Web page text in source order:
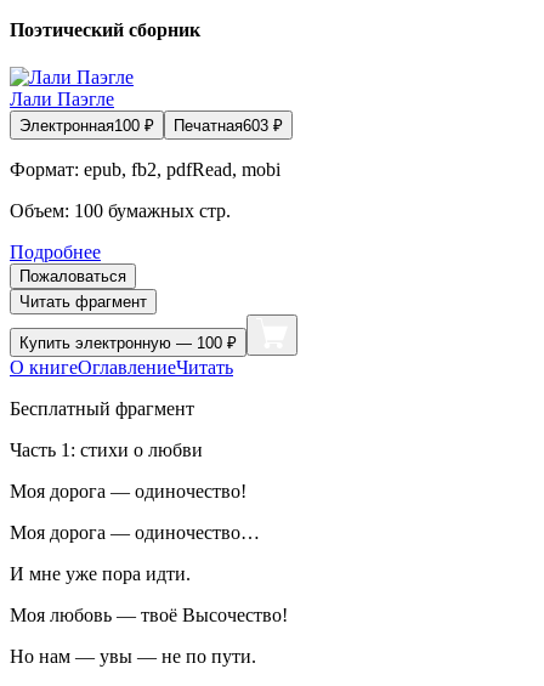
Поэтический сборник
Лали Паэгле
Электронная100 ₽ Печатная603 ₽
Формат: epub, fb2, pdfRead, mobi
Объем: 100 бумажных стр.
Подробнее
Пожаловаться
Читать фрагмент
Купить электронную — 100 ₽
О книгеОглавлениеЧитать
Бесплатный фрагмент
Часть 1: стихи о любви
Моя дорога — одиночество!
Моя дорога — одиночество…
И мне уже пора идти.
Моя любовь — твоё Высочество!
Но нам — увы — не по пути.